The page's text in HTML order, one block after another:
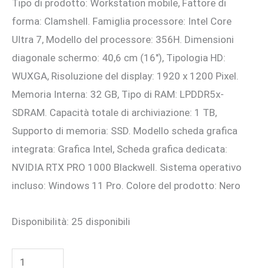
era:
4.495,19 €.
è:
4.090,00 €.
Tipo di prodotto: Workstation mobile, Fattore di
forma: Clamshell. Famiglia processore: Intel Core
Ultra 7, Modello del processore: 356H. Dimensioni
diagonale schermo: 40,6 cm (16″), Tipologia HD:
WUXGA, Risoluzione del display: 1920 x 1200 Pixel.
Memoria Interna: 32 GB, Tipo di RAM: LPDDR5x-
SDRAM. Capacità totale di archiviazione: 1 TB,
Supporto di memoria: SSD. Modello scheda grafica
integrata: Grafica Intel, Scheda grafica dedicata:
NVIDIA RTX PRO 1000 Blackwell. Sistema operativo
incluso: Windows 11 Pro. Colore del prodotto: Nero
Disponibilità: 25 disponibili
TS